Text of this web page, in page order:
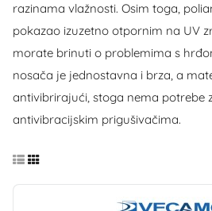
razinama vlažnosti. Osim toga,
pokazao izuzetno otpornim na UV
morate brinuti o problemima s
nosača je jednostavna i brza, a
antivibrirajući, stoga nema potrebe
antivibracijskim prigušivačima.